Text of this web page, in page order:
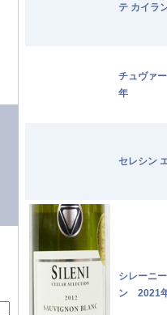
テ カイ
チュヴァ
年
セレシン
シレーニ
ン 2021